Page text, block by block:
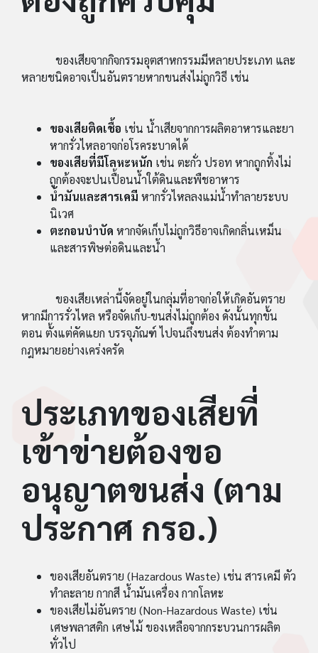
ของเสียจากกิจกรรมอุตสาหกรรมมีหลายประเภท และ
หลายชนิดอาจเป็นอันตรายหากขนส่งไม่ถูกวิธี เช่น
ของเสียติดเชื้อ เช่น น้ำเสียจากการผลิตอาหารและยา
หากรั่วไหลอาจก่อโรคระบาดได้
ของเสียที่มีโลหะหนัก เช่น ตะกั่ว ปรอท หากถูกทิ้งไม่
ถูกต้องจะปนเปื้อนน้ำใต้ดินและพืชอาหาร
น้ำมันและสารเคมี หากรั่วไหลลงแม่น้ำทำลายระบบ
นิเวศ
ตะกอนบำบัด หากจัดเก็บไม่ถูกวิธีอาจเกิดกลิ่นเหม็น
และสารพิษต่อดินและน้ำ
ของเสียเหล่านี้จัดอยู่ในกลุ่มที่อาจก่อให้เกิดอันตราย
หากมีการรั่วไหล หรือจัดเก็บ-ขนส่งไม่ถูกต้อง ดังนั้นทุกขั้น
ตอน ตั้งแต่คัดแยก บรรจุภัณฑ์ ไปจนถึงขนส่ง ต้องทำตาม
กฎหมายอย่างเคร่งครัด
ประเภทของเสียที่
เข้าข่ายต้องขอ
อนุญาตขนส่ง (ตาม
ประกาศ กรอ.)
ของเสียอันตราย (Hazardous Waste) เช่น สารเคมี ตัว
ทำละลาย กากสี น้ำมันเครื่อง กากโลหะ
ของเสียไม่อันตราย (Non-Hazardous Waste) เช่น
เศษพลาสติก เศษไม้ ของเหลือจากกระบวนการผลิต
ทั่วไป